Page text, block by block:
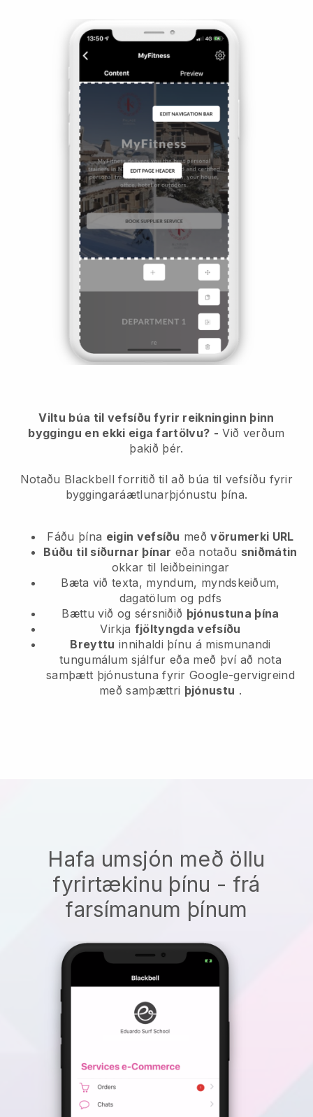
Viltu búa til vefsíðu fyrir reikninginn þinn
byggingu en ekki eiga fartölvu? - Við verðum
þakið þér.
Notaðu Blackbell forritið til að búa til vefsíðu fyrir
byggingaráætlunarþjónustu þína.
Fáðu þína eigin vefsíðu meðvörumerki URL
Búðu til síðurnar þínar eða notaðu sniðmátin
okkar til leiðbeiningar
Bæta við texta, myndum, myndskeiðum,
dagatölum og pdfs
Bættu við og sérsniðið þjónustuna þína
Virkja fjöltyngda vefsíðu
Breyttu innihaldi þínu á mismunandi
tungumálum sjálfur eða með því að nota
samþætt þjónustuna fyrir Google-gervigreind
með samþættri þjónustu .
Hafa umsjón með öllu
fyrirtækinu þínu - frá
farsímanum þínum